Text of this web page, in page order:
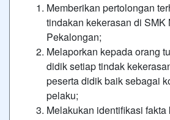
Memberikan pertolongan
tindakan kekerasan di SMK
Pekalongan;
Melaporkan kepada orang
didik setiap tindak
peserta didik baik sebagai
pelaku;
Melakukan identifikasi